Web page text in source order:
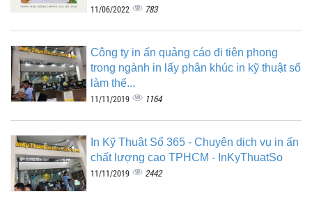
11/06/2022 783
Công ty in ấn quảng cáo đi tiên phong
trong ngành in lấy phân khúc in kỹ thuật số
làm thế...
11/11/2019 1164
In Kỹ Thuật Số 365 - Chuyên dịch vụ in ấn
chất lượng cao TPHCM - InKyThuatSo
11/11/2019 2442